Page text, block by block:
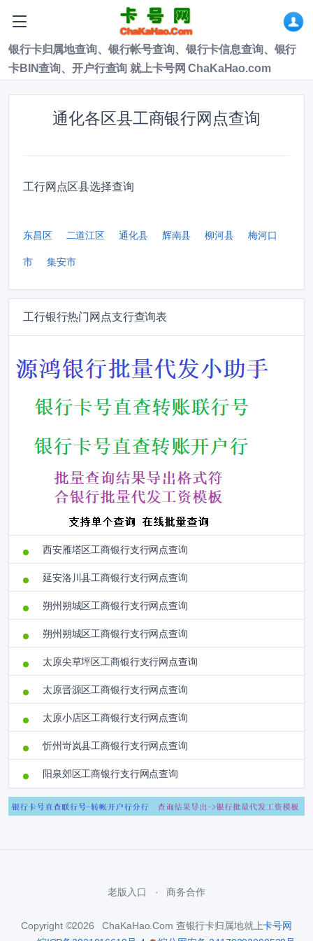
银行卡归属地查询、银行帐号查询、银行卡信息查询、银行
卡BIN查询、开户行查询 就上卡号网 ChaKaHao.com
通化各区县工商银行网点查询
工行网点区县选择查询
东昌区 二道江区 通化县 辉南县 柳河县 梅河口
市 集安市
工行银行热门网点支行查询表
西安雁塔区工商银行支行网点查询
延安洛川县工商银行支行网点查询
朔州朔城区工商银行支行网点查询
朔州朔城区工商银行支行网点查询
太原尖草坪区工商银行支行网点查询
太原晋源区工商银行支行网点查询
太原小店区工商银行支行网点查询
忻州岢岚县工商银行支行网点查询
阳泉郊区工商银行支行网点查询
老版入口 商务合作
Copyright ©2026 ChaKaHao.Com 查银行卡归属地就上卡号网